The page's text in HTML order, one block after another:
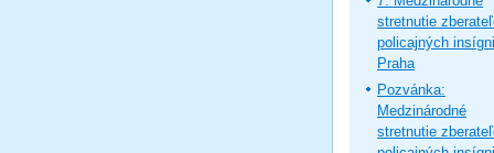
stretnutie
policajných
Praha
Pozvánka:
Medzinárodné
stretnutie